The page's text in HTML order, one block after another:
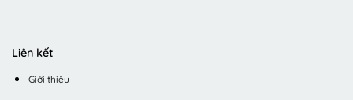
Liên kết
Giới thiệu